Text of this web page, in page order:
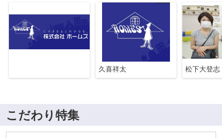
久喜祥太 松下大登志
こだわり特集